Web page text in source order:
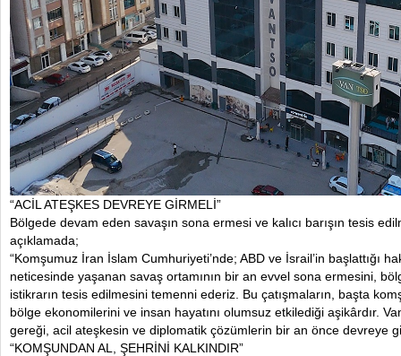
“ACİL ATEŞKES DEVREYE GİRMELİ”
Bölgede devam eden savaşın sona ermesi ve kalıcı barışın tesis
açıklamada;
“Komşumuz İran İslam Cumhuriyeti’nde; ABD ve İsrail’in başlattığı
neticesinde yaşanan savaş ortamının bir an evvel sona ermesini,
istikrarın tesis edilmesini temenni ederiz. Bu çatışmaların, başta
bölge ekonomilerini ve insan hayatını olumsuz etkilediği aşikârdır.
gereği, acil ateşkesin ve diplomatik çözümlerin bir an önce devreye
“KOMŞUNDAN AL, ŞEHRİNİ KALKINDIR”